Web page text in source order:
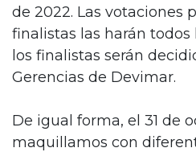
de 2022. Las votaciones
finalistas las harán todos
los finalistas serán
Gerencias de Devimar.
De igual forma, el 31 de
maquillamos con